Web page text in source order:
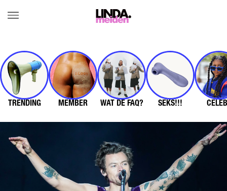
TRENDING MEMBER WAT DE FAQ? SEKS!!!